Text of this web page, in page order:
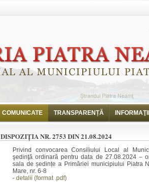
COMUNICATE TRANSPARENȚĂ
DISPOZIȚIA NR. 2753 DIN 21.08.2024
Privind convocarea Consiliului Local al
şedinţă ordinară pentru data de 27.08.2024 –
sala de ședințe a Primăriei municipiului Piatra
Mare, nr. 6-8
- detalii (format .pdf)